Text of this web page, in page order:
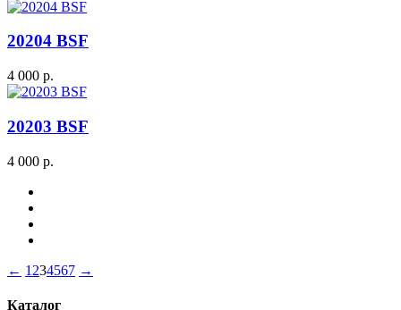
20204 BSF
4 000 р.
20203 BSF
4 000 р.
← 1 234567 →
Каталог